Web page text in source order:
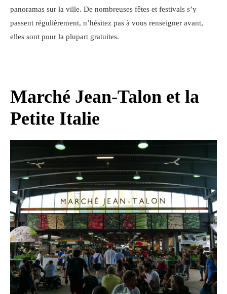
panoramas sur la ville. De nombreuses fêtes et festivals s’y
passent régulièrement, n’hésitez pas à vous renseigner avant,
elles sont pour la plupart gratuites.
Marché Jean-Talon et la
Petite Italie